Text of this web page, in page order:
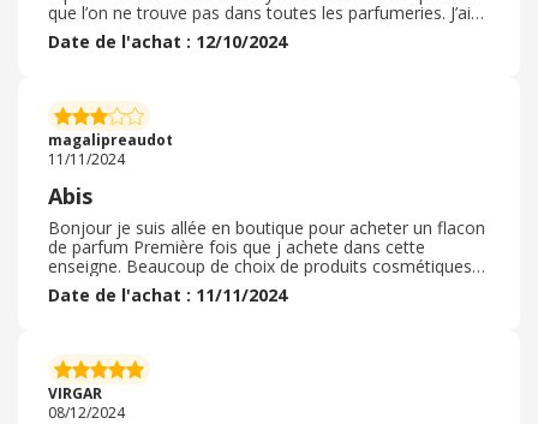
que l’on ne trouve pas dans toutes les parfumeries. J’ai
donc attendu qu’il soit disponible et ai utilisé mon bon
d’achat avant sa date de fin de validité. Aucun problème
proximité de mon domicile, beauty success n’étant pas
présent de la même manière dans tous les
départements pour un « click and collect ».
Date de l'achat : 12/10/2024
magalipreaudot
11/11/2024
Abis
Bonjour je suis allée en boutique pour acheter un flacon
de parfum Première fois que j achete dans cette
enseigne. Beaucoup de choix de produits cosmétiques
et de parfums J ai acheter un flacon de parfum pour
offrir je n ai pas eu à demander des conseils aux
vendeuse sont disponibles si on a besoin Bon d achats
ebuyclub acheter juste avant de passer en caisse et
utilisé immédiatement
Date de l'achat : 11/11/2024
VIRGAR
08/12/2024